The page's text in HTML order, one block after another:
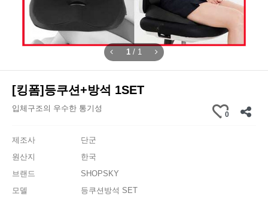
1 / 1
[킹폼]등쿠션+방석 1SET
입체구조의 우수한 통기성
0
제조사
단군
원산지
한국
브랜드
SHOPSKY
모델
등쿠션방석 SET